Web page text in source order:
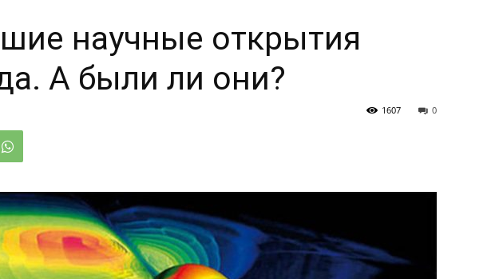
научные открытия
А были ли они?
0
1607